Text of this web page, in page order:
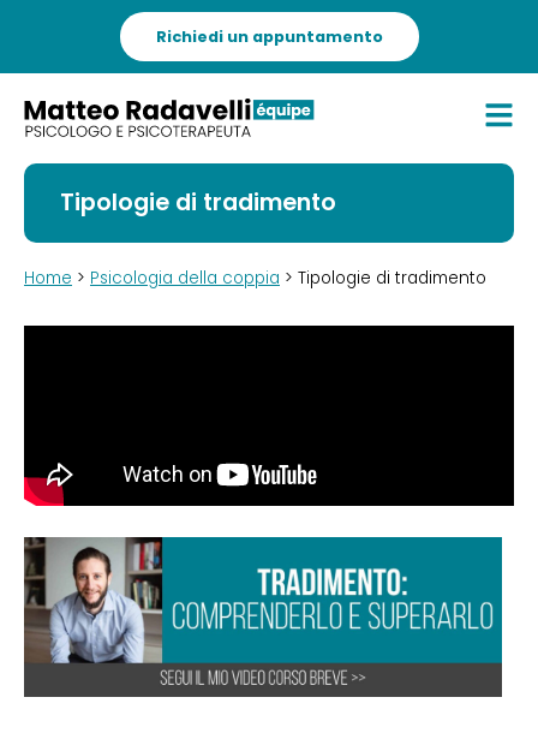
Richiedi un appuntamento
Tipologie di tradimento
Home > Psicologia della coppia > Tipologie di tradimento